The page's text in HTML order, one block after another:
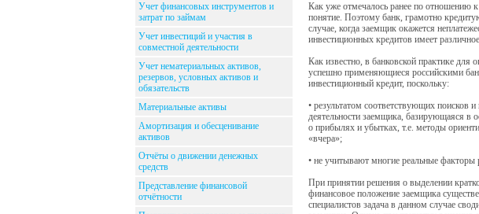
Учет финансовых инструментов и
затрат по займам
Учет инвестиций и участия в
совместной деятельности
Учет нематериальных активов,
резервов, условных активов и
обязательств
Материальные активы
Амортизация и обесценивание
активов
Отчёты о движении денежных
средств
Представление финансовой
отчётности
Как уже отмечалось ранее по отношению к
понятие. Поэтому банк, грамотно
случае, когда заемщик окажется
инвестиционных кредитов имеет
Как известно, в банковской практике
успешно применяющиеся российскими
инвестиционный кредит, поскольку:
• результатом соответствующих поисков
деятельности заемщика, базирующаяся в
о прибылях и убытках, т.е. методы
«вчера»;
• не учитывают многие реальные факторы
При принятии решения о выделении
финансовое положение заемщика
специалистов задача в данном случае